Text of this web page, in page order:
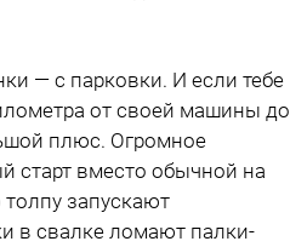
— с парковки. И если тебе
от своей машины до
плюс. Огромное
старт вместо обычной на
толпу запускают
в свалке ломают палки-